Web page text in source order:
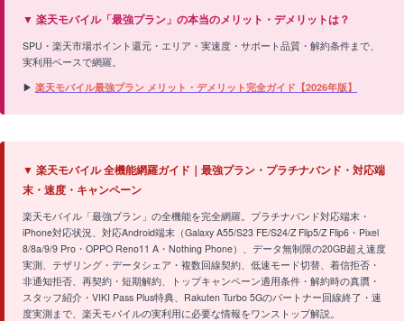
▼ 楽天モバイル「最強プラン」の本当のメリット・デメリットは？
SPU・楽天市場ポイント還元・エリア・実速度・サポート品質・解約条件まで、
実利用ベースで網羅。
▶ 楽天モバイル最強プラン メリット・デメリット完全ガイド【2026年版】
▼ 楽天モバイル 全機能網羅ガイド｜最強プラン・プラチナバンド・対応端
末・速度・キャンペーン
楽天モバイル「最強プラン」の全機能を完全網羅。プラチナバンド対応端末・
iPhone対応状況、対応Android端末（Galaxy A55/S23 FE/S24/Z Flip5/Z Flip6・Pixel
8/8a/9/9 Pro・OPPO Reno11 A・Nothing Phone）、データ無制限の20GB超え速度
実測、テザリング・データシェア・複数回線契約、低速モード切替、着信拒否・
非通知拒否、再契約・短期解約、トップキャンペーン適用条件・解約時の真贋・
スタッフ紹介・VIKI Pass Plus特典、Rakuten Turbo 5Gのパートナー回線終了・速
度実測まで、楽天モバイルの実利用に必要な情報をワンストップ解説。